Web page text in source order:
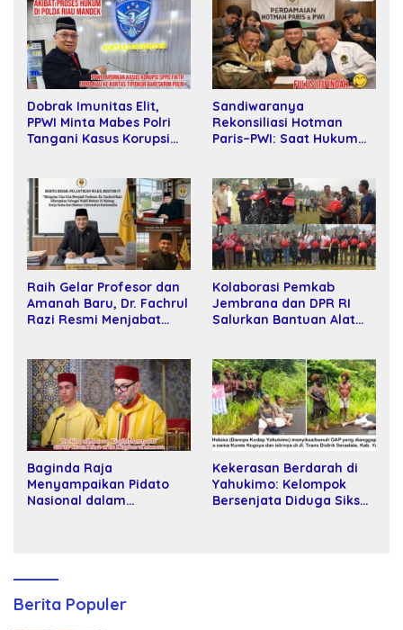
Dobrak Imunitas Elit,
PPWI Minta Mabes Polri
Tangani Kasus Korupsi
Sandiwaranya
Rekonsiliasi Hotman
Paris–PWI: Saat Hukum
Raih Gelar Profesor dan
Amanah Baru, Dr. Fachrul
Razi Resmi Menjabat
Kolaborasi Pemkab
Jembrana dan DPR RI
Salurkan Bantuan Alat
Baginda Raja
Menyampaikan Pidato
Nasional dalam
Kekerasan Berdarah di
Yahukimo: Kelompok
Bersenjata Diduga Siksa
Berita Populer